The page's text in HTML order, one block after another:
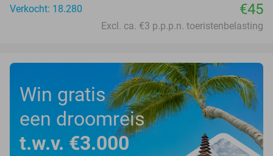
Verkocht: 18.280
€45
Excl. ca. €3 p.p.p.n. toeristenbelasting
Win gratis
een droomreis
t.w.v. €3.000